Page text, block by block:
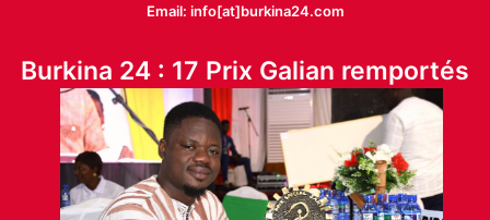
Email: info[at]burkina24.com
Burkina 24 : 17 Prix Galian remportés